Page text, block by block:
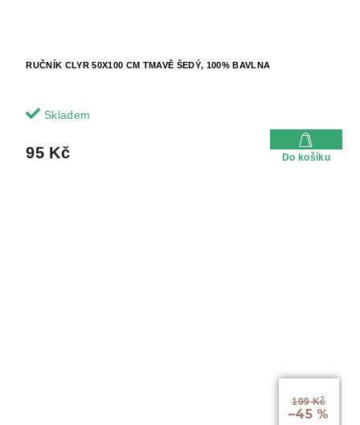
RUČNÍK CLYR 50X100 CM TMAVĚ ŠEDÝ, 100% BAVLNA
Skladem
95 Kč Do košíku
199 Kč
–45 %